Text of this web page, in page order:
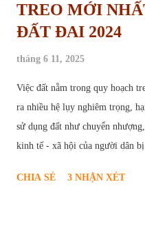
TREO MỚI
ĐẤT ĐAI 2024
tháng 6 11, 2025
Việc đất nằm trong quy hoạch
ra nhiều hệ lụy nghiêm trọng,
sử dụng đất như chuyển
kinh tế - xã hội của người dân
thiết và chính đáng của nhiều
CHIA SẺ 3 NHẬN XÉT